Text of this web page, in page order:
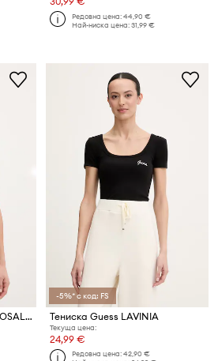
Редовна цена:44,90 €
Най-ниска цена:31,99 €
Памучна тениска Guess ROSALBA
-5%* с код: FS
Тениска Guess LAVINIA
Текуща цена:
24,99 €
Редовна цена:42,90 €